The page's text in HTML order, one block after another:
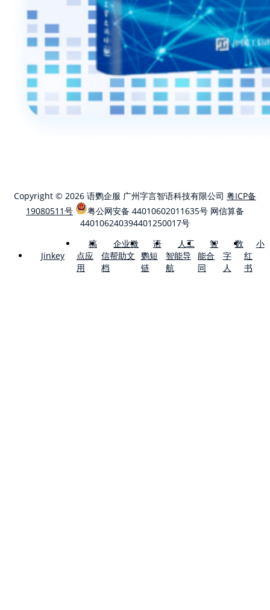
Copyright © 2026 语鹦企服 广州字言智语科技有限公司 粤ICP备
19080511号
粤公网安备 44010602011635号 网信算备
440106240394401250017号
Jinkey
稿
点应
用
企业微
信帮助文
档
语
鹦短
链
人工
智能导
航
智
能合
同
数
字
人
小
红
书